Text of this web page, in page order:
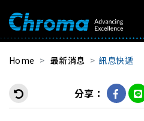
Home 最新消息 訊息快遞
分享：